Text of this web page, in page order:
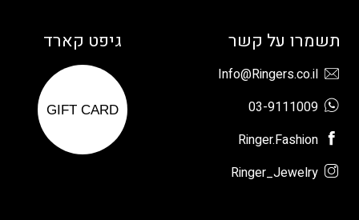
תשמרו על קשר
Info@Ringers.co.il
03-9111009
Ringer.Fashion
Ringer_Jewelry
גיפט קארד
GIFT CARD